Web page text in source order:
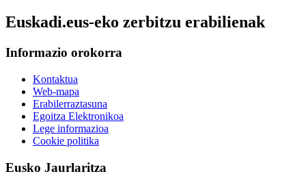
Euskadi.eus-eko zerbitzu erabilienak
Informazio orokorra
Kontaktua
Web-mapa
Erabilerraztasuna
Egoitza Elektronikoa
Lege informazioa
Cookie politika
Eusko Jaurlaritza